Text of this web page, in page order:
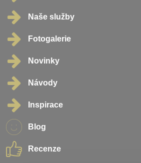
Naše služby
Fotogalerie
Novinky
Návody
Inspirace
Blog
Recenze